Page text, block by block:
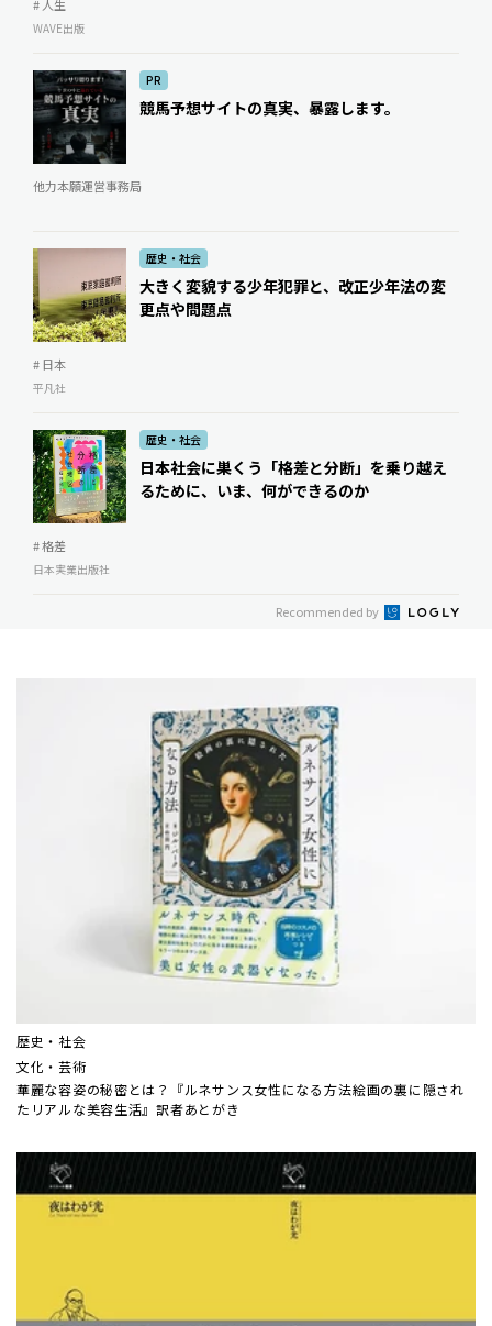
# 人生
WAVE出版
PR
競馬予想サイトの真実、暴露します。
他力本願運営事務局
歴史・社会
大きく変貌する少年犯罪と、改正少年法の変
更点や問題点
# 日本
平凡社
歴史・社会
日本社会に巣くう「格差と分断」を乗り越え
るために、いま、何ができるのか
# 格差
日本実業出版社
Recommended by
歴史・社会
文化・芸術
華麗な容姿の秘密とは？『ルネサンス女性になる方法――絵画の裏に隠され
たリアルな美容生活』訳者あとがき